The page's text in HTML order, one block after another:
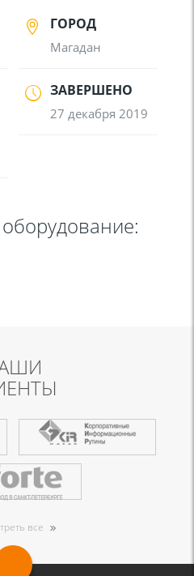
ГОРОД
Магадан
ЗАВЕРШЕНО
27 декабря 2019
все